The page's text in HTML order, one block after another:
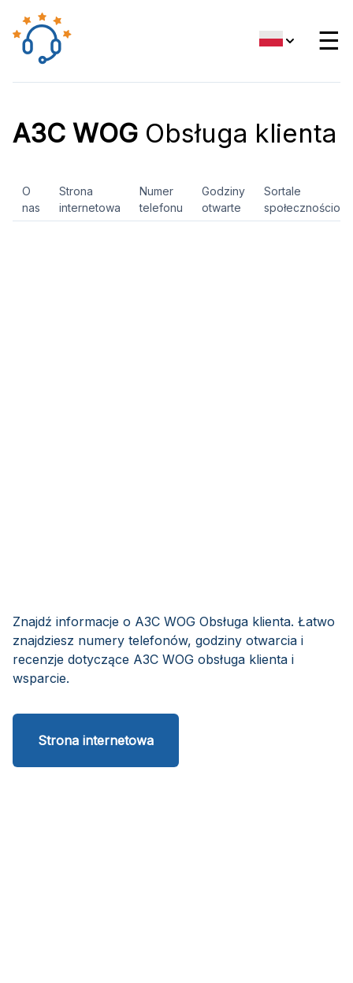
☰
АЗС WOG Obsługa klienta
O
nas
Strona
internetowa
Numer
telefonu
Godziny
otwarte
Sortale
Znajdź informacje o АЗС WOG Obsługa klienta. Łatwo
znajdziesz numery telefonów, godziny otwarcia i
recenzje dotyczące АЗС WOG obsługa klienta i
wsparcie.
Strona internetowa